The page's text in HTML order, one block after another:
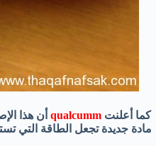
كما أعلنتqualcumm أن هذا
مادة جديدة تجعل الطاقة التي